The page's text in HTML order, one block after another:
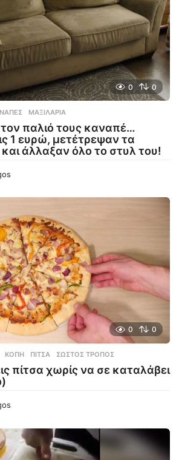
0 0
,ΜΑΞΙΛΆΡΙΑ
τον παλιό τους καναπέ…
1 ευρώ, μετέτρεψαν τα
και άλλαξαν όλο το στυλ του!
0 0
ΚΟΠΉ ,ΠΊΤΣΑ ,ΣΩΣΤΌΣ ΤΡΌΠΟΣ
πίτσα χωρίς να σε καταλάβει